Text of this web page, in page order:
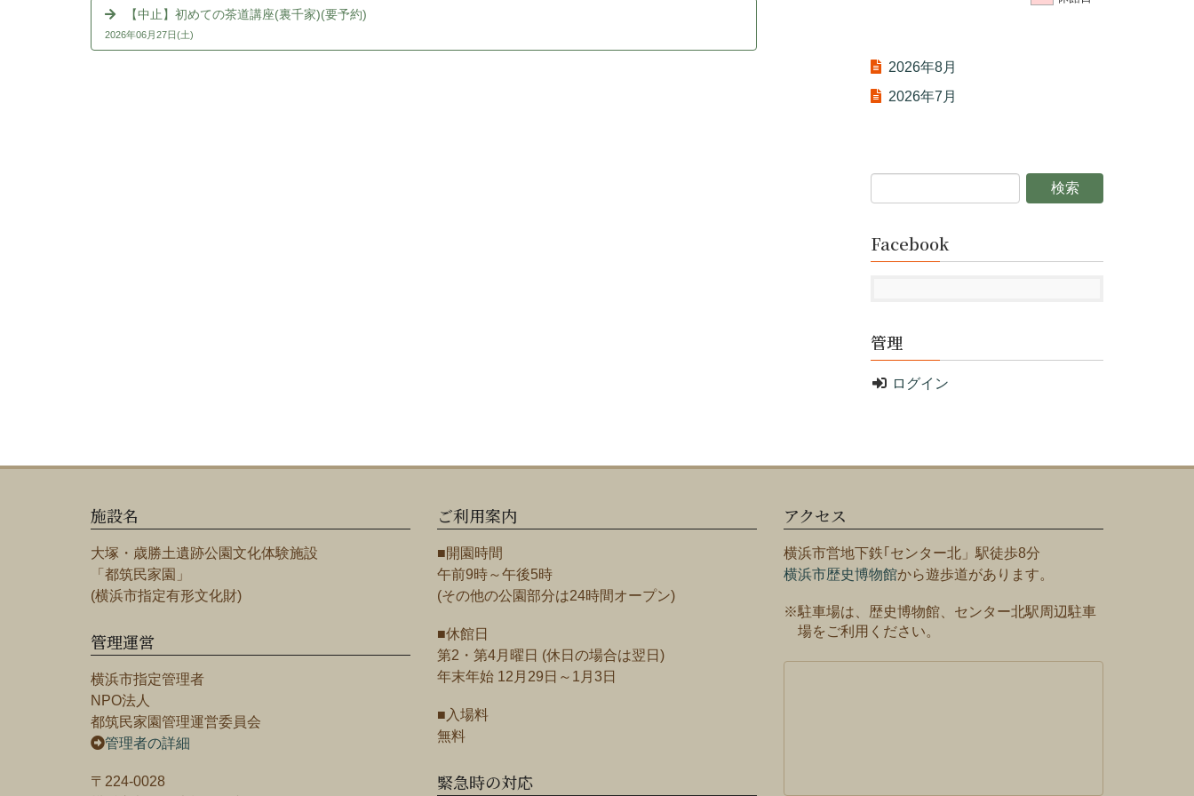
【中止】初めての茶道講座(裏千家)(要予約)
2026年06月27日(土)
2026年8月
2026年7月
Facebook
管理
ログイン
施設名
大塚・歳勝土遺跡公園文化体験施設
「都筑民家園」
(横浜市指定有形文化財)
管理運営
横浜市指定管理者
NPO法人
都筑民家園管理運営委員会
管理者の詳細
〒224-0028
ご利用案内
■開園時間
午前9時～午後5時
(その他の公園部分は24時間オープン)
■休館日
第2・第4月曜日 (休日の場合は翌日)
年末年始 12月29日～1月3日
■入場料
無料
緊急時の対応
アクセス
横浜市営地下鉄｢センター北」駅徒歩8分
横浜市歴史博物館から遊歩道があります。
※駐車場は、歴史博物館、センター北駅周辺駐車
場をご利用ください。